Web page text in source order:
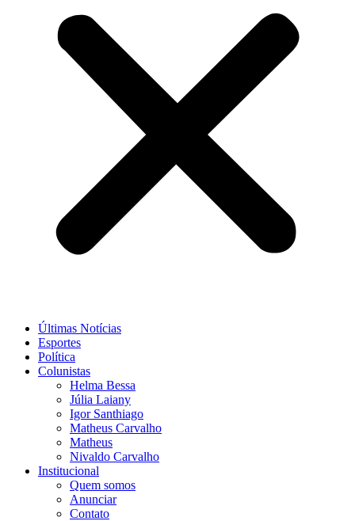
Últimas Notícias
Esportes
Política
Colunistas
Helma Bessa
Júlia Laiany
Igor Santhiago
Matheus Carvalho
Matheus
Nivaldo Carvalho
Institucional
Quem somos
Anunciar
Contato